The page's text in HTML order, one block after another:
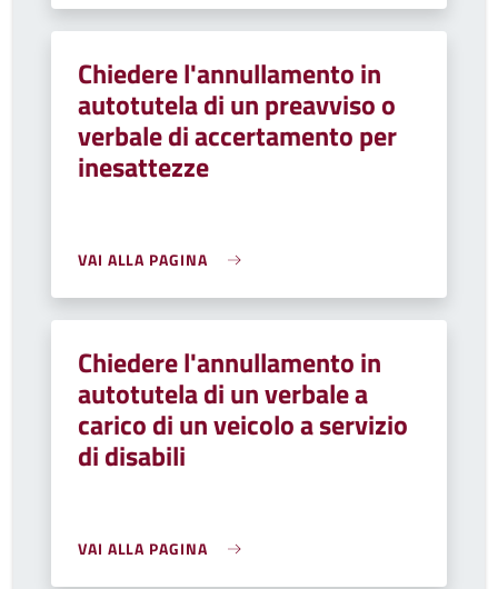
Chiedere l'annullamento in
autotutela di un preavviso o
verbale di accertamento per
inesattezze
VAI ALLA PAGINA
Chiedere l'annullamento in
autotutela di un verbale a
carico di un veicolo a servizio
di disabili
VAI ALLA PAGINA